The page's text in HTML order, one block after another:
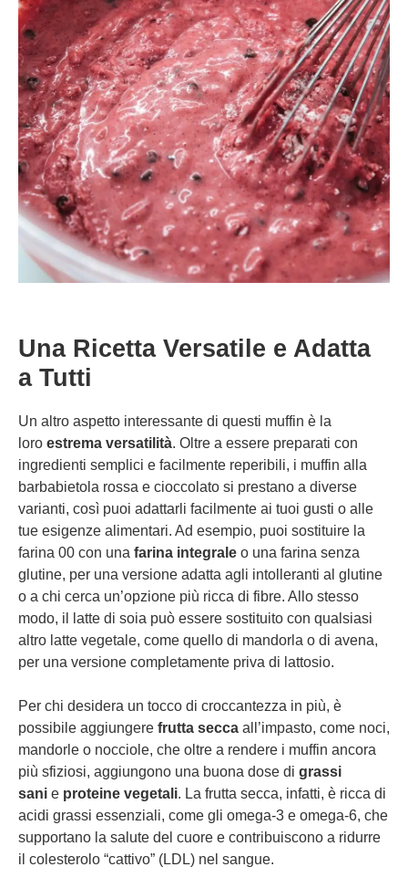
Una Ricetta Versatile e Adatta
a Tutti
Un altro aspetto interessante di questi muffin è la
loro estrema versatilità. Oltre a essere preparati con
ingredienti semplici e facilmente reperibili, i muffin alla
barbabietola rossa e cioccolato si prestano a diverse
varianti, così puoi adattarli facilmente ai tuoi gusti o alle
tue esigenze alimentari. Ad esempio, puoi sostituire la
farina 00 con una farina integrale o una farina senza
glutine, per una versione adatta agli intolleranti al glutine
o a chi cerca un’opzione più ricca di fibre. Allo stesso
modo, il latte di soia può essere sostituito con qualsiasi
altro latte vegetale, come quello di mandorla o di avena,
per una versione completamente priva di lattosio.
Per chi desidera un tocco di croccantezza in più, è
possibile aggiungere frutta secca all’impasto, come noci,
mandorle o nocciole, che oltre a rendere i muffin ancora
più sfiziosi, aggiungono una buona dose di grassi
sani e proteine vegetali. La frutta secca, infatti, è ricca di
acidi grassi essenziali, come gli omega-3 e omega-6, che
supportano la salute del cuore e contribuiscono a ridurre
il colesterolo “cattivo” (LDL) nel sangue.